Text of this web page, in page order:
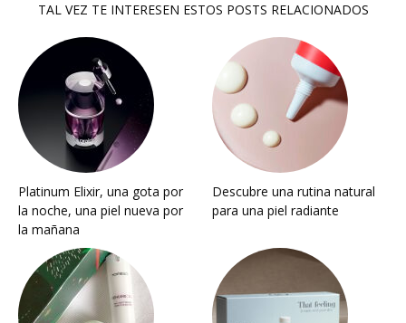
TAL VEZ TE INTERESEN ESTOS POSTS RELACIONADOS
Platinum Elixir, una gota por
la noche, una piel nueva por
la mañana
Descubre una rutina natural
para una piel radiante